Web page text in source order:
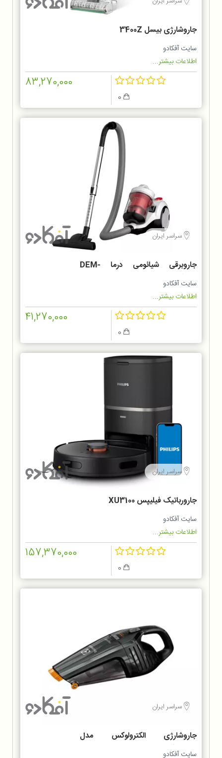
جاروشارژی بیسل 3400Z
سایت آفکادو
اطلاعات بیشتر...
83,270,000
سراسر ایران
جاروبرقی شیائومی درما DEM-
TJ301W
سایت آفکادو
اطلاعات بیشتر...
41,270,000
سراسر ایران
جارورباتیک فیلیپس XU3100
سایت آفکادو
اطلاعات بیشتر...
157,370,000
سراسر ایران
جاروشارژی الکترولوکس مدل
ZB6214IGM
سایت آفکادو